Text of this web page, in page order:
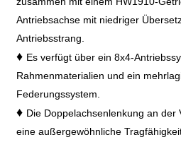
Antriebsachse mit niedriger
Antriebsstrang.
♦ Es verfügt über ein 8x4-
Rahmenmaterialien und ein
Federungssystem.
♦ Die Doppelachsenlenkung an der
eine außergewöhnliche